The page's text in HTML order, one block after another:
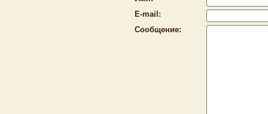
E-mail:
Сообщение: